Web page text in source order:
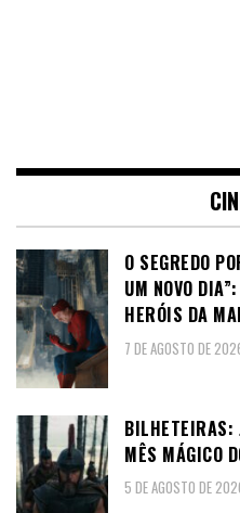
O SEGREDO
UM NOVO
HERÓIS DA
7 DE AGOSTO DE
BILHETEIRAS:
MÊS MÁGICO
5 DE AGOSTO DE